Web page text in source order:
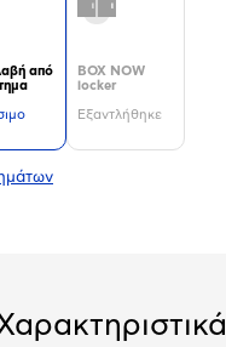
από
BOX NOW
locker
Εξαντλήθηκε